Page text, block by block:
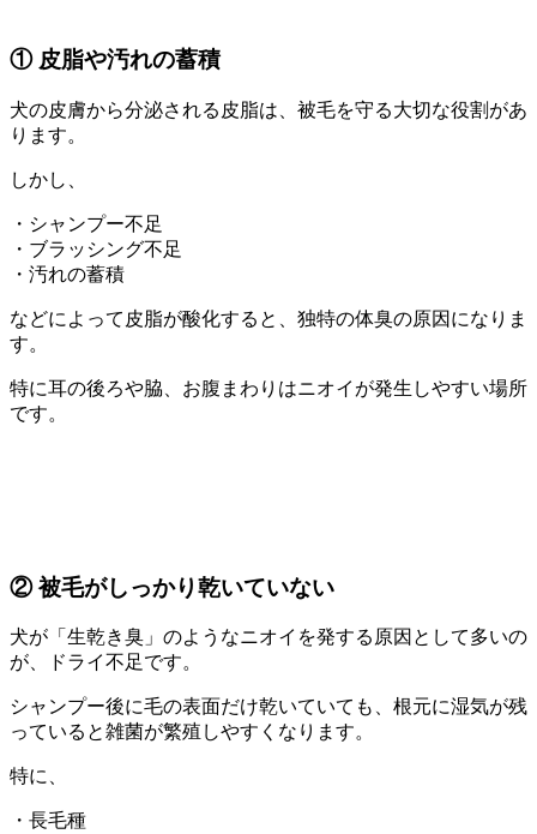
① 皮脂や汚れの蓄積
犬の皮膚から分泌される皮脂は、被毛を守る大切な役割があ
ります。
しかし、
・シャンプー不足
・ブラッシング不足
・汚れの蓄積
などによって皮脂が酸化すると、独特の体臭の原因になりま
す。
特に耳の後ろや脇、お腹まわりはニオイが発生しやすい場所
です。
② 被毛がしっかり乾いていない
犬が「生乾き臭」のようなニオイを発する原因として多いの
が、ドライ不足です。
シャンプー後に毛の表面だけ乾いていても、根元に湿気が残
っていると雑菌が繁殖しやすくなります。
特に、
・長毛種